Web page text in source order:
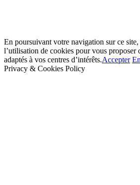
En poursuivant votre navigation sur ce site,
l’utilisation de cookies pour vous proposer
adaptés à vos centres d’intérêts.Accepter
Privacy & Cookies Policy